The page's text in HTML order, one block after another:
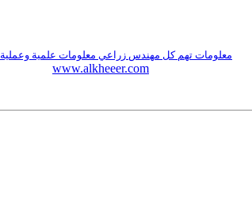
معلومات تهم كل مهندس زراعي معلومات علمية وعملية
www.alkheeer.com